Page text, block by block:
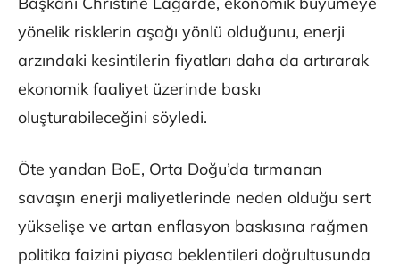
yönelik risklerin aşağı yönlü olduğunu, enerji
arzındaki kesintilerin fiyatları daha da artırarak
ekonomik faaliyet üzerinde baskı
oluşturabileceğini söyledi.
Öte yandan BoE, Orta Doğu’da tırmanan
savaşın enerji maliyetlerinde neden olduğu sert
yükselişe ve artan enflasyon baskısına rağmen
politika faizini piyasa beklentileri doğrultusunda